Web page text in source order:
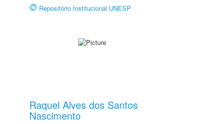
Repositório Institucional UNESP
Raquel Alves dos Santos
Nascimento